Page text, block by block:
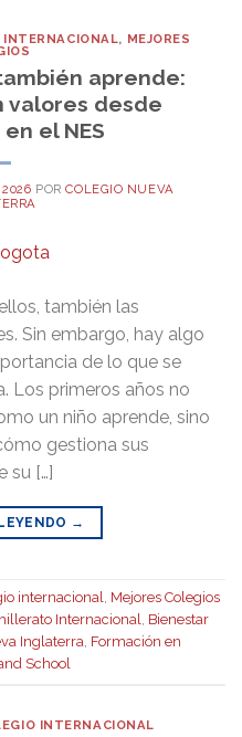
INTERNACIONAL, MEJORES
aprende:
valores desde
el NES
2026 PORCOLEGIO NUEVA
también las
Sin embargo, hay algo
de lo que se
Los primeros años no
un niño aprende, sino
gestiona sus
su […]
→
internacional, Mejores Colegios
Internacional, Bienestar
Inglaterra, Formación en
School
INTERNACIONAL